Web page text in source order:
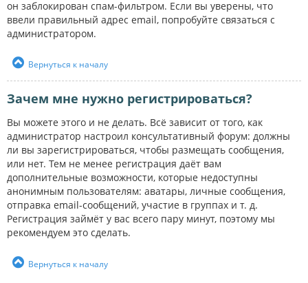
он заблокирован спам-фильтром. Если вы уверены, что
ввели правильный адрес email, попробуйте связаться с
администратором.
Вернуться к началу
Зачем мне нужно регистрироваться?
Вы можете этого и не делать. Всё зависит от того, как
администратор настроил консультативный форум: должны
ли вы зарегистрироваться, чтобы размещать сообщения,
или нет. Тем не менее регистрация даёт вам
дополнительные возможности, которые недоступны
анонимным пользователям: аватары, личные сообщения,
отправка email-сообщений, участие в группах и т. д.
Регистрация займёт у вас всего пару минут, поэтому мы
рекомендуем это сделать.
Вернуться к началу